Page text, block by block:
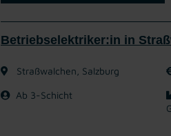
Betriebselektriker:in in
Straßwalchen, Salzburg
Ab 3-Schicht